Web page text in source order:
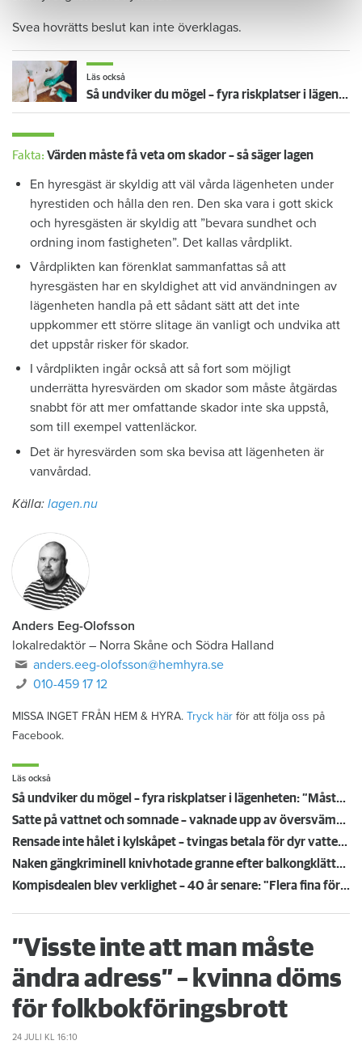
Svea hovrätts beslut kan inte överklagas.
Läs också
Så undviker du mögel – fyra riskplatser i lägenheten: ”Måste städa bort”
Fakta: Värden måste få veta om skador – så säger lagen
En hyresgäst är skyldig att väl vårda lägenheten under
hyrestiden och hålla den ren. Den ska vara i gott skick
och hyresgästen är skyldig att ”bevara sundhet och
ordning inom fastigheten”. Det kallas vårdplikt.
Vårdplikten kan förenklat sammanfattas så att
hyresgästen har en skyldighet att vid användningen av
lägenheten handla på ett sådant sätt att det inte
uppkommer ett större slitage än vanligt och undvika att
det uppstår risker för skador.
I vårdplikten ingår också att så fort som möjligt
underrätta hyresvärden om skador som måste åtgärdas
snabbt för att mer omfattande skador inte ska uppstå,
som till exempel vattenläckor.
Det är hyresvärden som ska bevisa att lägenheten är
vanvårdad.
Källa: lagen.nu
Anders Eeg-Olofsson
lokalredaktör – Norra Skåne och Södra Halland
anders.eeg-olofsson@hemhyra.se
010-459 17 12
MISSA INGET FRÅN HEM & HYRA. Tryck här för att följa oss på
Facebook.
Läs också
Så undviker du mögel – fyra riskplatser i lägenheten: ”Måste städa bort”
Satte på vattnet och somnade – vaknade upp av översvämning hos grannen
Rensade inte hålet i kylskåpet – tvingas betala för dyr vattenskada
Naken gängkriminell knivhotade granne efter balkongklättring
Kompisdealen blev verklighet – 40 år senare: "Flera fina fördelar med att dela bostad"
”Visste inte att man måste
ändra adress” – kvinna döms
för folkbokföringsbrott
24 JULI KL 16:10